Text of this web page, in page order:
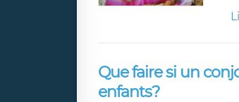
Que faire si un
enfants?